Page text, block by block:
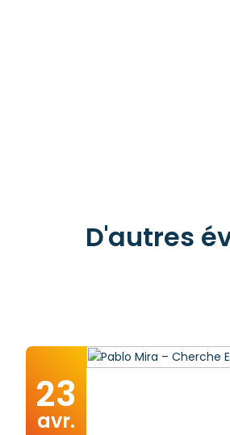
D'autres
23
avr.